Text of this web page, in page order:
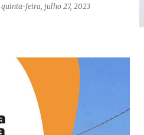
quinta-feira, julho 27, 2023